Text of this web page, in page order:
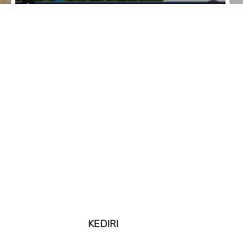
KEDIRI